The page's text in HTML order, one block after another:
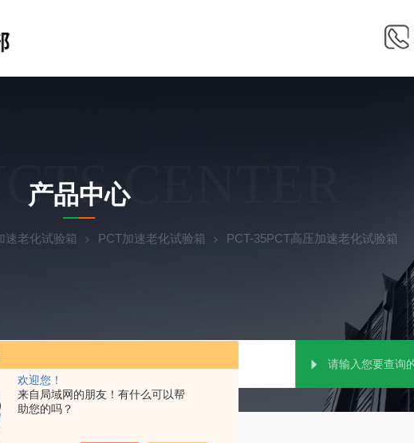
欢迎您！
来自局域网的朋友！有什么可以帮
助您的吗？
CENTER
产品中心
速老化试验箱 PCT加速老化试验箱 PCT-35PCT高压加速老化试验箱